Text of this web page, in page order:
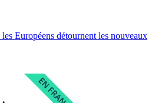
Européens détournent les nouveaux